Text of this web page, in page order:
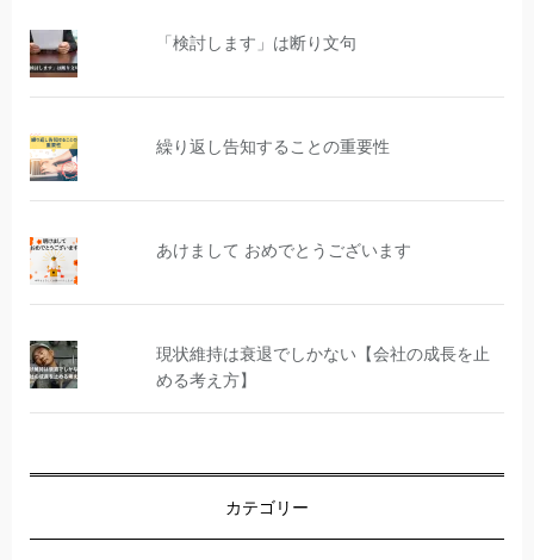
「検討します」は断り文句
繰り返し告知することの重要性
あけまして おめでとうございます
現状維持は衰退でしかない【会社の成長を止
める考え方】
カテゴリー